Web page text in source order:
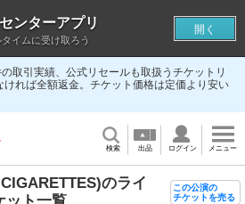
取引実績、公式リセールも取扱うチケットリ
れば全額返金。チケット価格は定価より安い
検索 出品 ログイン メニュー
のライ
この公演の
チケットを売る
ンターアプリ
イムに受け取ろう
開く